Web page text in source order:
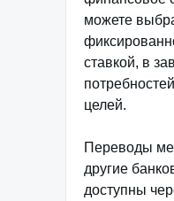
можете
ставкой, в
целей.
Переводы
другие
доступны